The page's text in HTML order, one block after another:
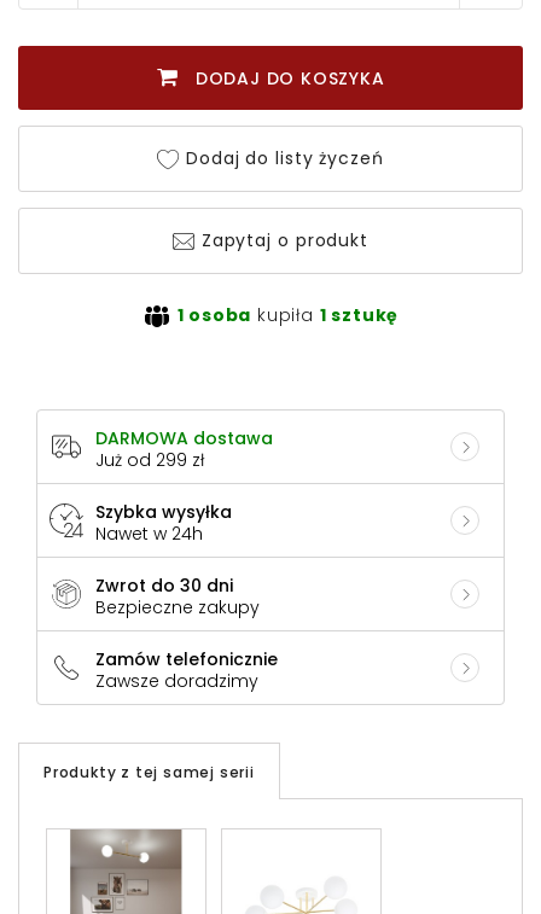
DODAJ DO KOSZYKA
Dodaj do listy życzeń
Zapytaj o produkt
1 osoba kupiła 1 sztukę
DARMOWA dostawa
Już od 299 zł
Szybka wysyłka
Nawet w 24h
Zwrot do 30 dni
Bezpieczne zakupy
Zamów telefonicznie
Zawsze doradzimy
Produkty z tej samej serii